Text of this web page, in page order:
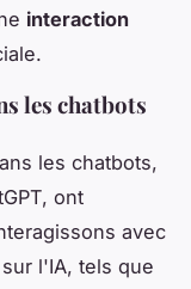
interaction
les chatbots
les chatbots,
ont
avec
l'IA, tels que